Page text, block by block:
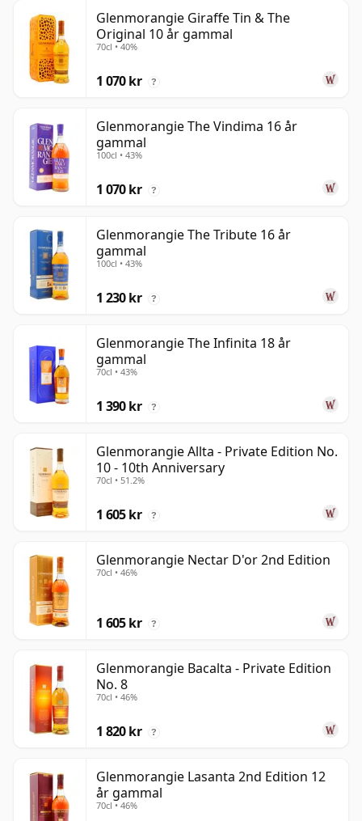
Glenmorangie Giraffe Tin & The
Original 10 år gammal
70cl • 40%
1 070 kr ?
Glenmorangie The Vindima 16 år
gammal
100cl • 43%
1 070 kr ?
Glenmorangie The Tribute 16 år
gammal
100cl • 43%
1 230 kr ?
Glenmorangie The Infinita 18 år
gammal
70cl • 43%
1 390 kr ?
Glenmorangie Allta - Private Edition No.
10 - 10th Anniversary
70cl • 51.2%
1 605 kr ?
Glenmorangie Nectar D'or 2nd Edition
70cl • 46%
1 605 kr ?
Glenmorangie Bacalta - Private Edition
No. 8
70cl • 46%
1 820 kr ?
Glenmorangie Lasanta 2nd Edition 12
år gammal
70cl • 46%